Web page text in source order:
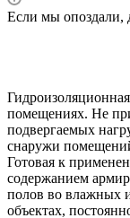
Если мы опоздали,
помещениях. Не
подвергаемых
снаружи
Готовая к
содержанием
полов во влажных
объектах,